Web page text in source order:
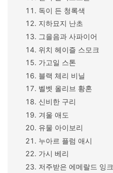
독이 든 청록색
지하묘지 난초
그을음과 사파이어
위치 헤이즐 스모크
가고일 스톤
블랙 체리 비닐
벨벳 올리브 황혼
신비한 구리
겨울 애도
유물 아이보리
누아르 플럼 애시
가시 베리
저주받은 에메랄드 잉크